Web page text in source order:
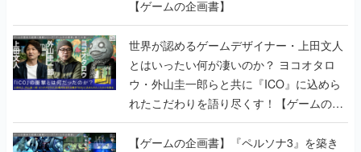
【ゲームの企画書】
世界が認めるゲームデザイナー・上田文人
とはいったい何が凄いのか？ ヨコオタロ
ウ・外山圭一郎らと共に『ICO』に込めら
れたこだわりを語り尽くす！【ゲームの企
画書】
【ゲームの企画書】『ペルソナ3』を築き